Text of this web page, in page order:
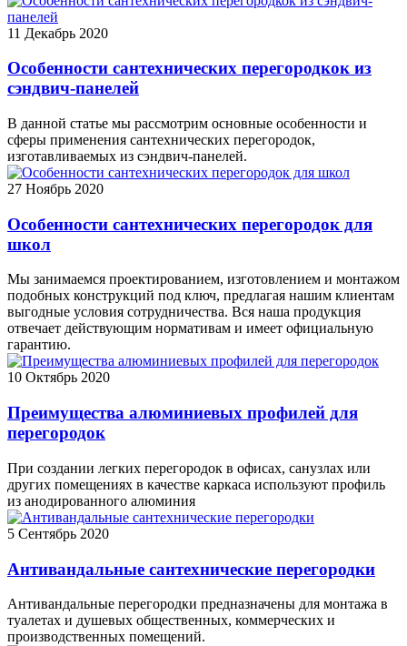
11 Декабрь 2020
Особенности сантехнических перегородкок из
сэндвич-панелей
В данной статье мы рассмотрим основные особенности и
сферы применения сантехнических перегородок,
изготавливаемых из сэндвич-панелей.
27 Ноябрь 2020
Особенности сантехнических перегородок для
школ
Мы занимаемся проектированием, изготовлением и монтажом
подобных конструкций под ключ, предлагая нашим клиентам
выгодные условия сотрудничества. Вся наша продукция
отвечает действующим нормативам и имеет официальную
гарантию.
10 Октябрь 2020
Преимущества алюминиевых профилей для
перегородок
При создании легких перегородок в офисах, санузлах или
других помещениях в качестве каркаса используют профиль
из анодированного алюминия
5 Сентябрь 2020
Антивандальные сантехнические перегородки
Антивандальные перегородки предназначены для монтажа в
туалетах и душевых общественных, коммерческих и
производственных помещений.